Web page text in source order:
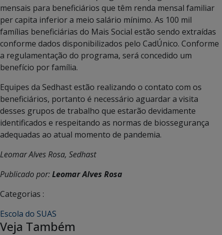
mensais para beneficiários que têm renda mensal familiar
per capita inferior a meio salário mínimo. As 100 mil
famílias beneficiárias do Mais Social estão sendo extraídas
conforme dados disponibilizados pelo CadÚnico. Conforme
a regulamentação do programa, será concedido um
benefício por família.
Equipes da Sedhast estão realizando o contato com os
beneficiários, portanto é necessário aguardar a visita
desses grupos de trabalho que estarão devidamente
identificados e respeitando as normas de biossegurança
adequadas ao atual momento de pandemia.
Leomar Alves Rosa, Sedhast
Publicado por:Leomar Alves Rosa
Categorias :
Escola do SUAS
Veja Também